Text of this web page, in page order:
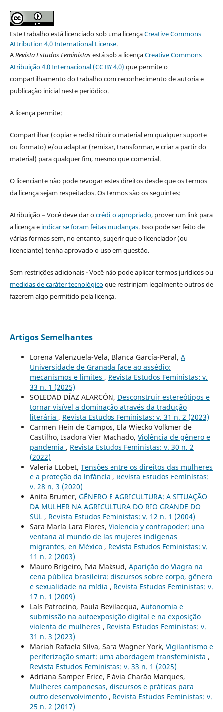
Este trabalho está licenciado sob uma licençaCreative Commons
Attribution 4.0 International License.
ARevista Estudos Feministasestá sob a licençaCreative Commons
Atribuição 4.0 Internacional (CC BY 4.0) que permite o
compartilhamento do trabalho com reconhecimento de autoria e
publicação inicial neste periódico.
A licença permite:
Compartilhar (copiar e redistribuir o material em qualquer suporte
ou formato) e/ou adaptar (remixar, transformar, e criar a partir do
material) para qualquer fim, mesmo que comercial.
O licenciante não pode revogar estes direitos desde que os termos
da licença sejam respeitados. Os termos são os seguintes:
Atribuição – Você deve dar ocrédito apropriado, prover um link para
a licença e indicar se foram feitas mudanças. Isso pode ser feito de
várias formas sem, no entanto, sugerir que o licenciador (ou
licenciante) tenha aprovado o uso em questão.
Sem restrições adicionais - Você não pode aplicar termos jurídicos ou
medidas de caráter tecnológicoque restrinjam legalmente outros de
fazerem algo permitido pela licença.
Artigos Semelhantes
Lorena Valenzuela-Vela, Blanca García-Peral, A
Universidade de Granada face ao assédio:
mecanismos e limites , Revista Estudos Feministas: v.
33 n. 1 (2025)
SOLEDAD DÍAZ ALARCÓN, Desconstruir estereótipos e
tornar visível a dominação através da tradução
literária , Revista Estudos Feministas: v. 31 n. 2 (2023)
Carmen Hein de Campos, Ela Wiecko Volkmer de
Castilho, Isadora Vier Machado, Violência de gênero e
pandemia , Revista Estudos Feministas: v. 30 n. 2
(2022)
Valeria LLobet, Tensões entre os direitos das mulheres
e a proteção da infância , Revista Estudos Feministas:
v. 28 n. 3 (2020)
Anita Brumer, GÊNERO E AGRICULTURA: A SITUAÇÃO
DA MULHER NA AGRICULTURA DO RIO GRANDE DO
SUL , Revista Estudos Feministas: v. 12 n. 1 (2004)
Sara María Lara Flores, Violencia y contrapoder: una
ventana al mundo de las mujeres indígenas
migrantes, en México , Revista Estudos Feministas: v.
11 n. 2 (2003)
Mauro Brigeiro, Ivia Maksud, Aparição do Viagra na
cena pública brasileira: discursos sobre corpo, gênero
e sexualidade na mídia , Revista Estudos Feministas: v.
17 n. 1 (2009)
Laís Patrocino, Paula Bevilacqua, Autonomia e
submissão na autoexposição digital e na exposição
violenta de mulheres , Revista Estudos Feministas: v.
31 n. 3 (2023)
Mariah Rafaela Silva, Sara Wagner York, Vigilantismo e
periferização smart: uma abordagem transfeminista ,
Revista Estudos Feministas: v. 33 n. 1 (2025)
Adriana Samper Erice, Flávia Charão Marques,
Mulheres camponesas, discursos e práticas para
outro desenvolvimento , Revista Estudos Feministas: v.
25 n. 2 (2017)